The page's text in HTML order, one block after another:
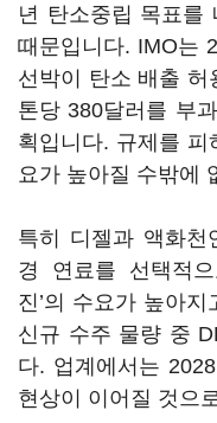
년 탄소중립 목표를
때문입니다. IMO는
선박이 탄소 배출 허
톤당 380달러를 부
획입니다. 규제를
요가 높아질 수밖에
특히 디젤과 액화천
경 연료를 선택적
진’의 수요가 높아
신규 수주 물량 중
다. 업계에서는
현상이 이어질 것으